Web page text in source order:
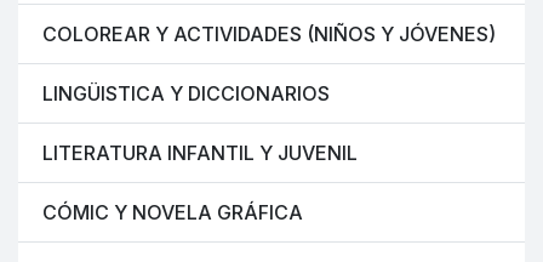
COLOREAR Y ACTIVIDADES (NIÑOS Y JÓVENES)
LINGÜISTICA Y DICCIONARIOS
LITERATURA INFANTIL Y JUVENIL
CÓMIC Y NOVELA GRÁFICA